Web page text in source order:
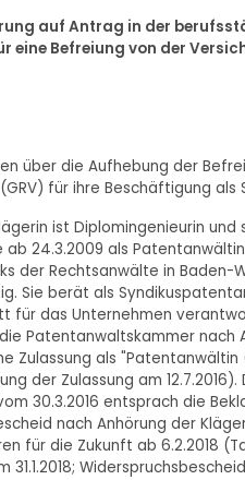
auf Antrag in der
eine Befreiung von der
über die Aufhebung der
für ihre Beschäftigung als
ist Diplomingenieurin
24.3.2009 als
der Rechtsanwälte in Baden-
Sie berät als
für das Unternehmen
Patentanwaltskammer nach
Zulassung als
der Zulassung am
30.3.2016 entsprach die
nach Anhörung der
für die Zukunft ab 6.2.2018